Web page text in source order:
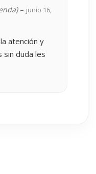
– junio 16,
atención y
sin duda les